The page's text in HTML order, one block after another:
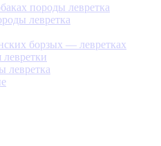
породы левретка
левретка
борзых — левретках
левретка